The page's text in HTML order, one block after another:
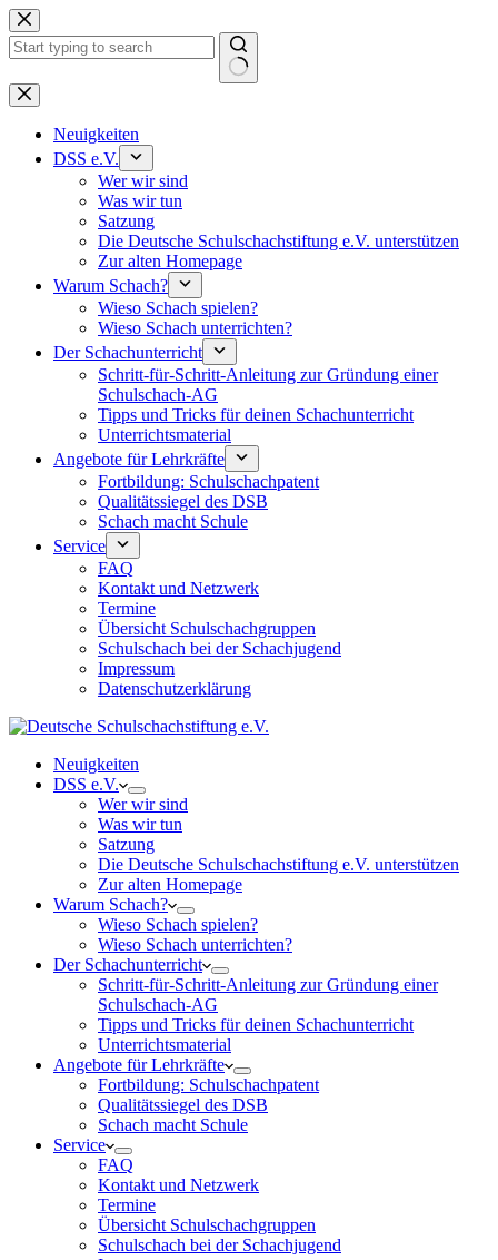
Keine
Ergebnisse
Neuigkeiten
DSS e.V.
Wer wir sind
Was wir tun
Satzung
Die Deutsche Schulschachstiftung e.V. unterstützen
Zur alten Homepage
Warum Schach?
Wieso Schach spielen?
Wieso Schach unterrichten?
Der Schachunterricht
Schritt-für-Schritt-Anleitung zur Gründung einer
Schulschach-AG
Tipps und Tricks für deinen Schachunterricht
Unterrichtsmaterial
Angebote für Lehrkräfte
Fortbildung: Schulschachpatent
Qualitätssiegel des DSB
Schach macht Schule
Service
FAQ
Kontakt und Netzwerk
Termine
Übersicht Schulschachgruppen
Schulschach bei der Schachjugend
Impressum
Datenschutzerklärung
Neuigkeiten
DSS e.V.
Wer wir sind
Was wir tun
Satzung
Die Deutsche Schulschachstiftung e.V. unterstützen
Zur alten Homepage
Warum Schach?
Wieso Schach spielen?
Wieso Schach unterrichten?
Der Schachunterricht
Schritt-für-Schritt-Anleitung zur Gründung einer
Schulschach-AG
Tipps und Tricks für deinen Schachunterricht
Unterrichtsmaterial
Angebote für Lehrkräfte
Fortbildung: Schulschachpatent
Qualitätssiegel des DSB
Schach macht Schule
Service
FAQ
Kontakt und Netzwerk
Termine
Übersicht Schulschachgruppen
Schulschach bei der Schachjugend